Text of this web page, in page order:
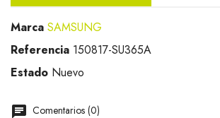
Marca SAMSUNG
Referencia 150817-SU365A
Estado Nuevo
Comentarios (0)